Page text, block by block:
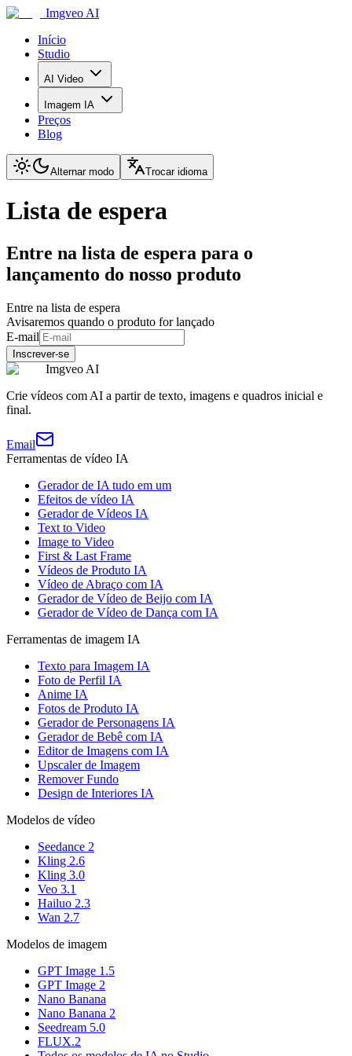
Imgveo AI
Início
Studio
AI Video
Imagem IA
Preços
Blog
Alternar modo Trocar idioma
Lista de espera
Entre na lista de espera para o
lançamento do nosso produto
Entre na lista de espera
Avisaremos quando o produto for lançado
E-mail
Inscrever-se
Imgveo AI
Crie vídeos com AI a partir de texto, imagens e quadros inicial e
final.
Email
Ferramentas de vídeo IA
Gerador de IA tudo em um
Efeitos de vídeo IA
Gerador de Vídeos IA
Text to Video
Image to Video
First & Last Frame
Vídeos de Produto IA
Vídeo de Abraço com IA
Gerador de Vídeo de Beijo com IA
Gerador de Vídeo de Dança com IA
Ferramentas de imagem IA
Texto para Imagem IA
Foto de Perfil IA
Anime IA
Fotos de Produto IA
Gerador de Personagens IA
Gerador de Bebê com IA
Editor de Imagens com IA
Upscaler de Imagem
Remover Fundo
Design de Interiores IA
Modelos de vídeo
Seedance 2
Kling 2.6
Kling 3.0
Veo 3.1
Hailuo 2.3
Wan 2.7
Modelos de imagem
GPT Image 1.5
GPT Image 2
Nano Banana
Nano Banana 2
Seedream 5.0
FLUX.2